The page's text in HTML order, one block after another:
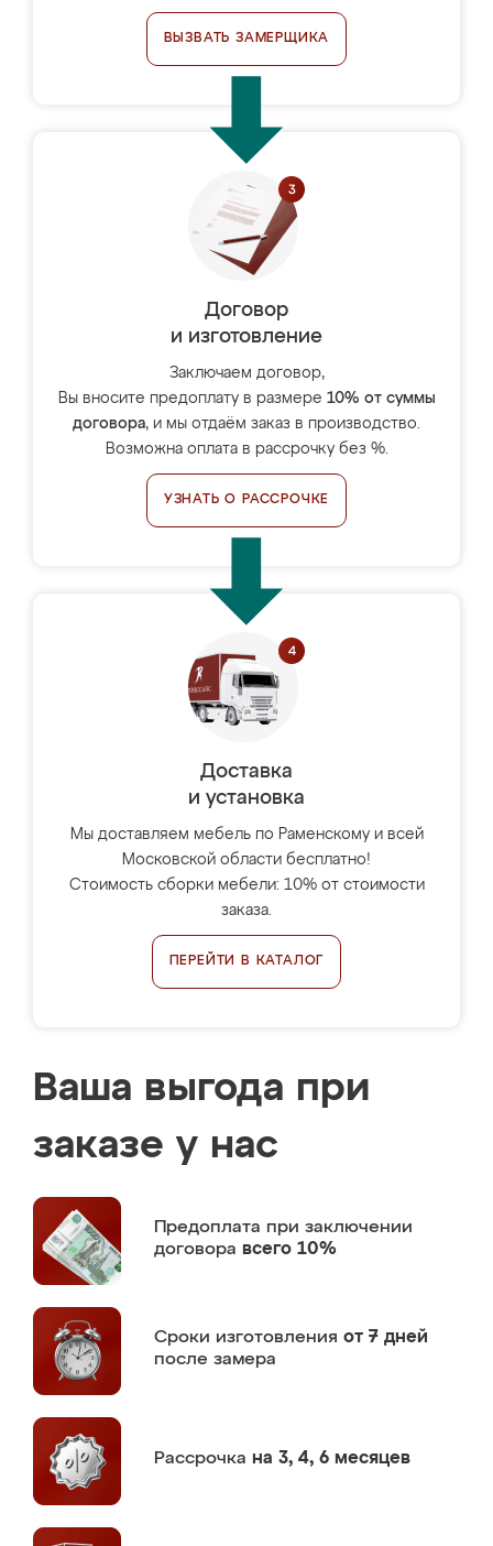
ВЫЗВАТЬ ЗАМЕРЩИКА
Договор
и изготовление
Заключаем договор,
Вы вносите предоплату в размере 10% от суммы
договора, и мы отдаём заказ в производство.
Возможна оплата в рассрочку без %.
УЗНАТЬ О РАССРОЧКЕ
Доставка
и установка
Мы доставляем мебель по Раменскому и всей
Московской области бесплатно!
Стоимость сборки мебели: 10% от стоимости
заказа.
ПЕРЕЙТИ В КАТАЛОГ
Ваша выгода при
заказе у нас
Предоплата при заключении
договора всего 10%
Сроки изготовления от 7 дней
после замера
Рассрочка на 3, 4, 6 месяцев